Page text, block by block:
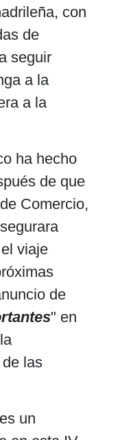
con
de
seguir
a la
a la
ha hecho
de que
Comercio,
viaje
de
" en
las
un